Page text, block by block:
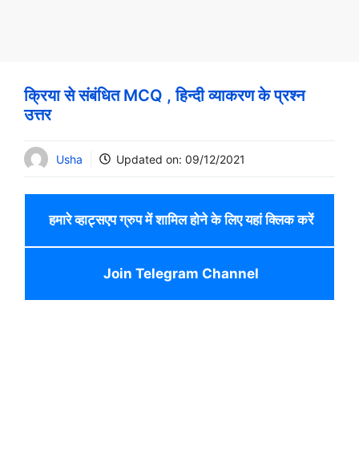
क्रिया से संबंधित MCQ , हिन्दी व्याकरण के प्रश्न
उत्तर
Usha Updated on: 09/12/2021
हमारे व्हाट्सएप ग्रुप में शामिल होने के लिए यहां क्लिक करें
Join Telegram Channel